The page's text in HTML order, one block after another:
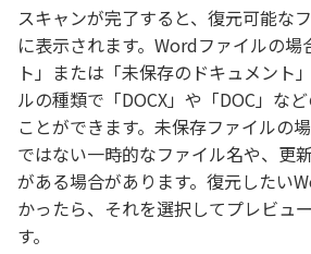
スキャンが完了すると、復元可能な
に表示されます。Wordファイルの場
ト」または「未保存のドキュメント
ルの種類で「DOCX」や「DOC」な
ことができます。未保存ファイルの
ではない一時的なファイル名や、更
がある場合があります。復元したい
かったら、それを選択してプレビュ
す。